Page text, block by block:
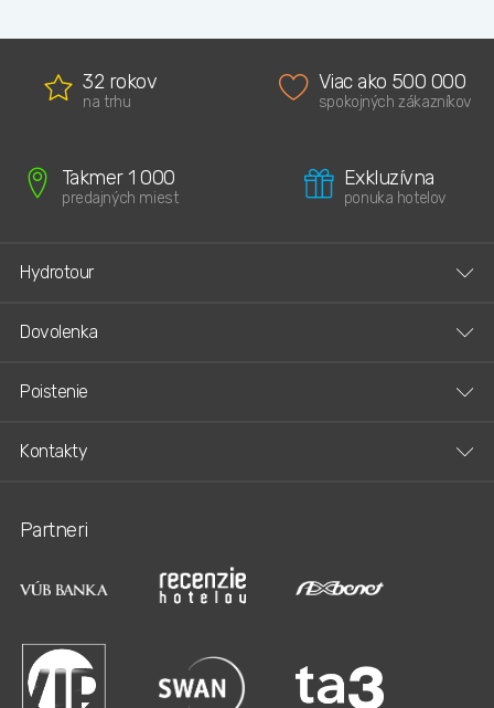
32 rokov
na trhu
Viac ako 500 000
spokojných zákazníkov
Takmer 1 000
predajných miest
Exkluzívna
ponuka hotelov
Hydrotour
Dovolenka
Poistenie
Kontakty
Partneri